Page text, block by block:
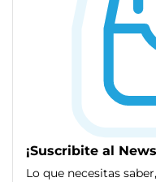
¡Suscribite al
Lo que necesitas